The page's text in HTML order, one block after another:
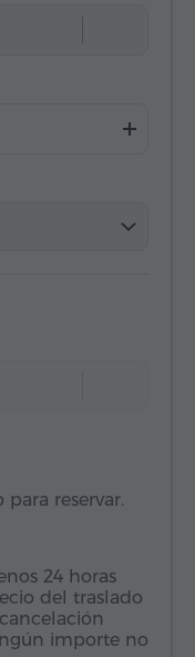
reservar.
24 horas
del traslado
importe no